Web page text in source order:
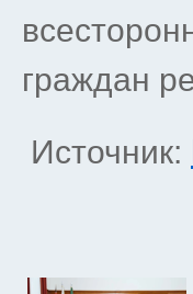
граждан
Источник: